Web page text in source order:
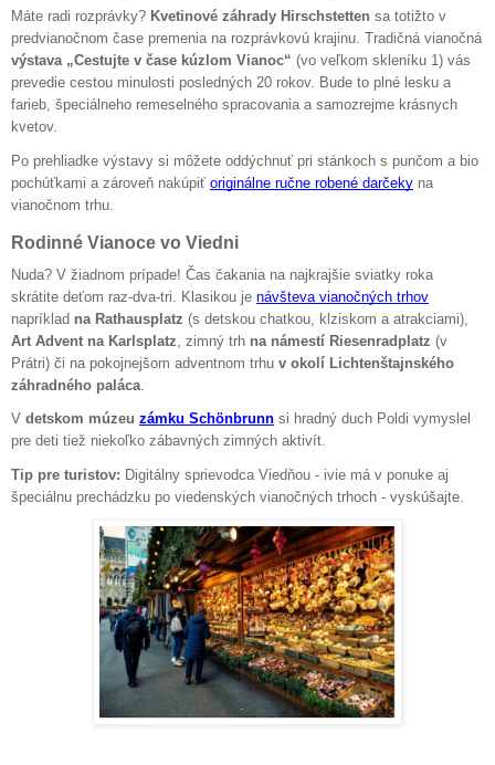
Máte radi rozprávky? Kvetinové záhrady Hirschstetten sa totižto v
predvianočnom čase premenia na rozprávkovú krajinu. Tradičná vianočná
výstava „Cestujte v čase kúzlom Vianoc“ (vo veľkom skleníku 1) vás
prevedie cestou minulosti posledných 20 rokov. Bude to plné lesku a
farieb, špeciálneho remeselného spracovania a samozrejme krásnych
kvetov.
Po prehliadke výstavy si môžete oddýchnuť pri stánkoch s punčom a bio
pochúťkami a zároveň nakúpiť originálne ručne robené darčeky na
vianočnom trhu.
Rodinné Vianoce vo Viedni
Nuda? V žiadnom prípade! Čas čakania na najkrajšie sviatky roka
skrátite deťom raz-dva-tri. Klasikou je návšteva vianočných trhov
napríklad na Rathausplatz (s detskou chatkou, klziskom a atrakciami),
Art Advent na Karlsplatz , zimný trh na námestí Riesenradplatz (v
Prátri) či na pokojnejšom adventnom trhu v okolí Lichtenštajnského
záhradného paláca
V detskom múzeu zámku Schönbrunn si hradný duch Poldi vymyslel
pre deti tiež niekoľko zábavných zimných aktivít.
Tip pre turistov: Digitálny sprievodca Viedňou - ivie má v ponuke aj
špeciálnu prechádzku po viedenských vianočných trhoch - vyskúšajte.